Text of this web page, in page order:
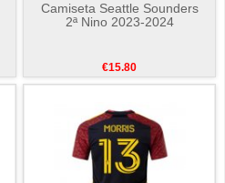
Camiseta Seattle Sounders
2ª Nino 2023-2024
€15.80